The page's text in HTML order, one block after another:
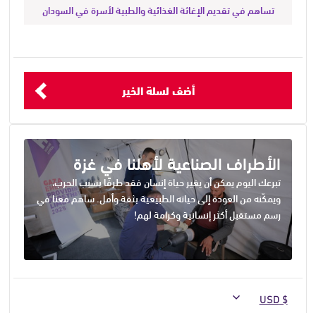
تساهم في تقديم الإغاثة الغذائية والطبية لأسرة في السودان
أضف لسلة الخير
الأطراف الصناعية لأهلنا في غزة
تبرعك اليوم يمكن أن يغير حياة إنسان فقد طرفًا بسبب الحرب،
ويمكّنه من العودة إلى حياته الطبيعية بثقة وأمل. ساهم معنا في
رسم مستقبل أكثر إنسانية وكرامة لهم!